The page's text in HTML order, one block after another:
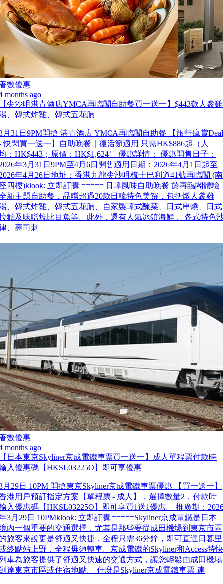
數優惠
months ago
尖沙咀港青酒店YMCA再臨閣自助餐買一送一】$443歎人參雞
、韓式炸雞、韓式五花腩
月31日9PM開搶 港青酒店 YMCA再臨閣自助餐 【旅行瘋賞Deal
快閃買一送一】自助晚餐｜復活節適用 只需HK$886起（人
：HK$443；原價：HK$1,624） 優惠詳情： 優惠開售日子：
年3月31日9PM至4月6日開售適用日期：2026年4月1日起至
年4月26日地址：香港九龍尖沙咀梳士巴利道41號再臨閣 (南
四樓)klook: 立即訂購 ===== 日韓風味自助晚餐 於再臨閣體驗
新主題自助餐，品嚐超過20款日韓特色美饌，包括燉人參雞
、韓式炸雞、韓式五花腩、自家製韓式醃菜、日式串燒、日式
麵及味噌燒比目魚等。此外，還有人氣冰鎮海鮮 、各式特色
、壽司刺
數優惠
months ago
日本東京Skyliner京成電鐵車票買一送一】成人單程票付款時
入優惠碼【HKSL03225O】即可享優惠
月29日 10PM 開搶東京Skyliner京成電鐵車票優惠 【買一送一】
港用戶預訂指定方案【單程票 - 成人】，選擇數量2，付款時
入優惠碼【HKSL03225O】即可享買1送1優惠。 推廣期：2026
3月29日 10PMklook: 立即訂購 =====Skyliner京成電鐵是日本
內一個重要的交通選擇，尤其是那些要從成田機場到東京市區
旅客來說更是舒適又快捷，全程只需36分鐘，即可直達日暮里
終點站上野，全程毋須轉車。京成電鐵的Skyliner和Access特快
車為旅客提供了舒適又快速的交通方式，讓您輕鬆由成田機場
達東京市區或住宿地點。 什麼是Skyliner京成電鐵車票 連